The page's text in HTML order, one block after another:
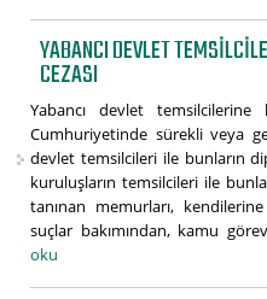
YABANCI DEVLET
CEZASI
Yabancı devlet
Cumhuriyetinde sürekli veya
devlet temsilcileri ile bunların
kuruluşların temsilcileri ile
tanınan memurları,
suçlar bakımından, kamu
oku